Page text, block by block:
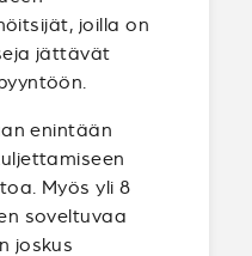
joilla on
jättävät
enintään
Myös yli 8
soveltuvaa
joskus